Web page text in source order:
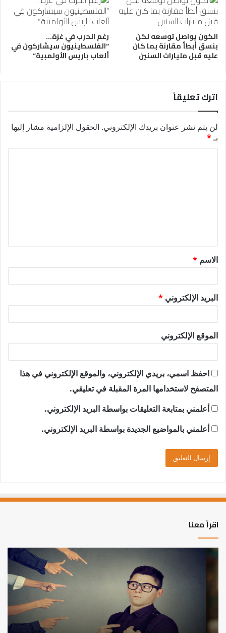
الكون يواصل توسعه لكن
بنسق أبطأ مقارنة بما كان
عليه قبل مليارات السنين
رغم الحرب في غزة…
“الفلسطينيون سيشاركون في
ألعاب باريس الأولمبية”
اترك تعليقاً
لن يتم نشر عنوان بريدك الإلكتروني. الحقول الإلزامية مشار إليها
بـ*
ق
*
الاسم *
البريد الإلكتروني *
الموقع الإلكتروني
احفظ اسمي، بريدي الإلكتروني، والموقع الإلكتروني في هذا
المتصفح لاستخدامها المرة المقبلة في تعليقي.
أعلمني بمتابعة التعليقات بواسطة البريد الإلكتروني.
أعلمني بالمواضيع الجديدة بواسطة البريد الإلكتروني.
اقرأ معنا
من
أدبيات
تحمل
المسؤلية
–
أون
لاين